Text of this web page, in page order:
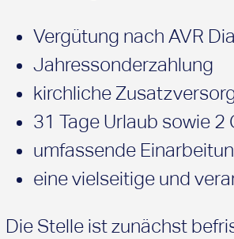
Vergütung nach AVR
Jahressonderzahlung
kirchliche
31 Tage Urlaub sowie
umfassende
eine vielseitige und
Die Stelle ist zunächst